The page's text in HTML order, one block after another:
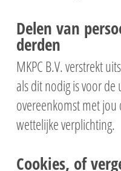
Delen van
derden
MKPC B.V. verstrekt
als dit nodig is voor de
overeenkomst met
wettelijke verplichting.
Cookies, of